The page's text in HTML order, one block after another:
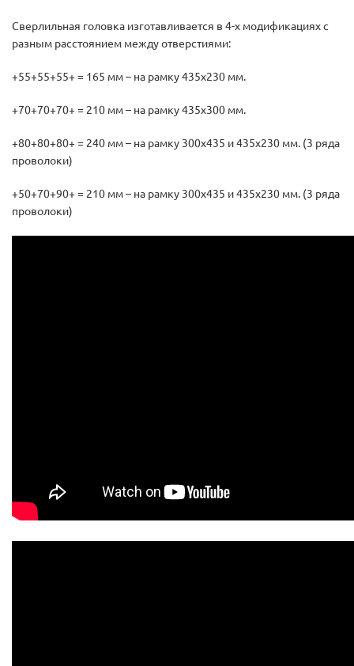
Сверлильная головка изготавливается в 4-х модификациях с
разным расстоянием между отверстиями:
+55+55+55+ = 165 мм – на рамку 435х230 мм.
+70+70+70+ = 210 мм – на рамку 435х300 мм.
+80+80+80+ = 240 мм – на рамку 300х435 и 435х230 мм. (3 ряда
проволоки)
+50+70+90+ = 210 мм – на рамку 300х435 и 435х230 мм. (3 ряда
проволоки)